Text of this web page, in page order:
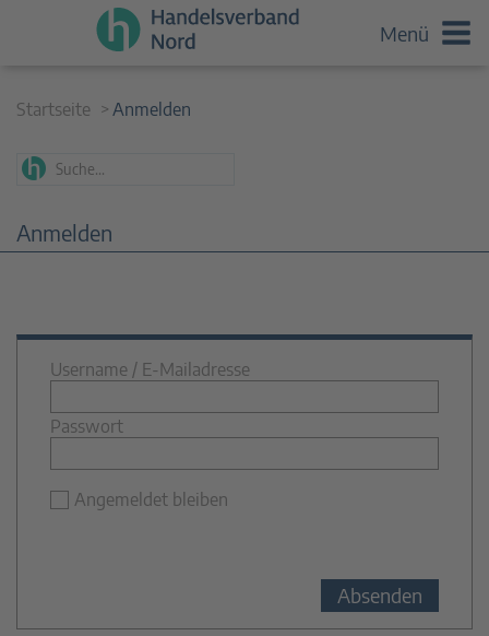
Menü
Startseite Anmelden
Anmelden
Username / E-Mailadresse
Passwort
Angemeldet bleiben